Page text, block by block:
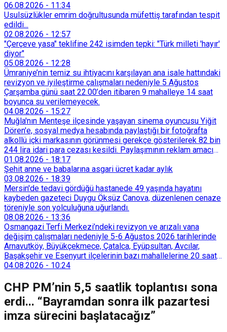
06.08.2026 - 11:34
Usulsüzlükler emrim doğrultusunda müfettiş tarafından tespit
edildi...
02.08.2026 - 12:57
"Çerçeve yasa" teklifine 242 isimden tepki: "Türk milleti 'hayır'
diyor"
05.08.2026 - 12:28
Ümraniye’nin temiz su ihtiyacını karşılayan ana isale hattındaki
revizyon ve iyileştirme çalışmaları nedeniyle 5 Ağustos
Çarşamba günü saat 22.00’den itibaren 9 mahalleye 14 saat
boyunca su verilemeyecek.
04.08.2026 - 15:27
Muğla'nın Menteşe ilçesinde yaşayan sinema oyuncusu Yiğit
Dören'e, sosyal medya hesabında paylaştığı bir fotoğrafta
alkollü içki markasının görünmesi gerekçe gösterilerek 82 bin
244 lira idari para cezası kesildi. Paylaşımının reklam amacı
taşımadığını savunan Dören, cezanın iptali için yargıya
başvurdu.
01.08.2026 - 18:17
Şehit anne ve babalarına asgari ücret kadar aylık
03.08.2026 - 18:39
Mersin'de tedavi gördüğü hastanede 49 yaşında hayatını
kaybeden gazeteci Duygu Öksüz Canova, düzenlenen cenaze
töreniyle son yolculuğuna uğurlandı.
08.08.2026 - 13:36
Osmangazi Terfi Merkezi’ndeki revizyon ve arızalı vana
değişim çalışmaları nedeniyle 5-6 Ağustos 2026 tarihlerinde
Arnavutköy, Büyükçekmece, Çatalca, Eyüpsultan, Avcılar,
Başakşehir ve Esenyurt ilçelerinin bazı mahallelerine 20 saat
süreyle su verilemeyecek.
04.08.2026 - 10:24
CHP PM’nin 5,5 saatlik toplantısı sona
erdi... “Bayramdan sonra ilk pazartesi
imza sürecini başlatacağız”